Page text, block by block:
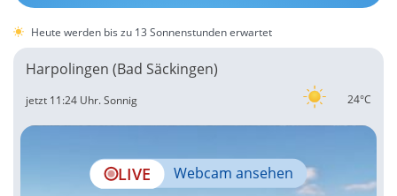
Heute werden bis zu 13 Sonnenstunden erwartet
Harpolingen (Bad Säckingen)
24°C
jetzt 11:24 Uhr.Sonnig
LIVE Webcam ansehen